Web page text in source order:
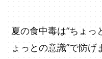
夏の食中毒は“ちょっ
ょっとの意識”で防げ